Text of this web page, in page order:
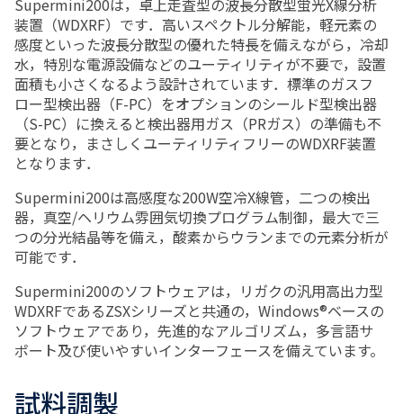
Supermini200は，卓上走査型の波長分散型蛍光X線分析
装置（WDXRF）です．高いスペクトル分解能，軽元素の
感度といった波長分散型の優れた特長を備えながら，冷却
水，特別な電源設備などのユーティリティが不要で，設置
面積も小さくなるよう設計されています．標準のガスフ
ロー型検出器（F-PC）をオプションのシールド型検出器
（S-PC）に換えると検出器用ガス（PRガス）の準備も不
要となり，まさしくユーティリティフリーのWDXRF装置
となります．
Supermini200は高感度な200W空冷X線管，二つの検出
器，真空/ヘリウム雰囲気切換プログラム制御，最大で三
つの分光結晶等を備え，酸素からウランまでの元素分析が
可能です．
Supermini200のソフトウェアは，リガクの汎用高出力型
WDXRFであるZSXシリーズと共通の，Windows®ベースの
ソフトウェアであり，先進的なアルゴリズム，多言語サ
ポート及び使いやすいインターフェースを備えています。
試料調製